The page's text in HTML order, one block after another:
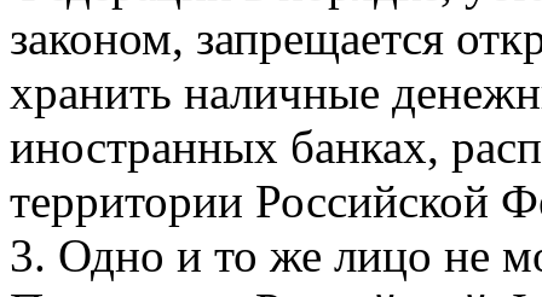
законом, запрещается
хранить наличные
иностранных банках,
территории Российской
3. Одно и то же лицо не